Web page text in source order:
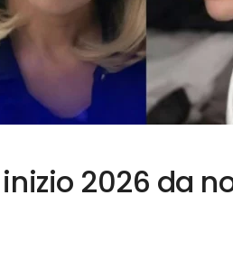
2026 da